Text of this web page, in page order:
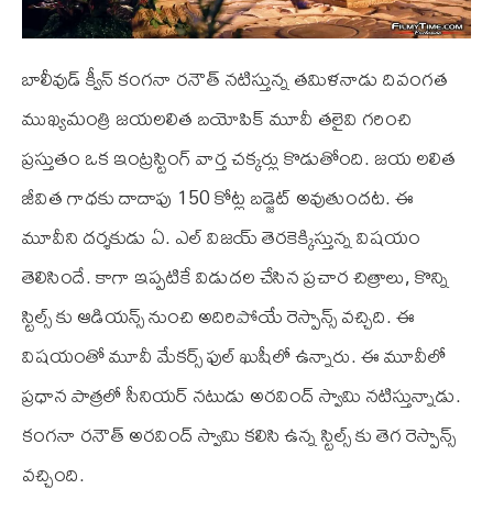
బాలీవుడ్ క్వీన్ కంగనా రనౌత్ నటిస్తున్న తమిళనాడు దివంగత
ముఖ్యమంత్రి జయలలిత బయోపిక్ మూవీ తలైవి గరించి
ప్రస్తుతం ఒక ఇంట్రస్టింగ్ వార్త చక్కర్లు కొడుతోంది. జయ లలిత
జీవిత గాధకు దాదాపు 150 కోట్ల బడ్జెట్ అవుతుందట. ఈ
మూవీని దర్శకుడు ఏ. ఎల్ విజయ్ తెరకెక్కిస్తున్న విషయం
తెలిసిందే. కాగా ఇప్పటికే విడుదల చేసిన ప్రచార చిత్రాలు, కొన్ని
స్టిల్స్ కు ఆడియన్స్ నుంచి అదిరిపోయే రెస్పాన్స్ వచ్చిది. ఈ
విషయంతో మూవీ మేకర్స్ ఫుల్ ఖుషీలో ఉన్నారు. ఈ మూవీలో
ప్రధాన పాత్రలో సీనియర్ నటుడు అరవింద్ స్వామి నటిస్తున్నాడు.
కంగనా రనౌత్ అరవింద్ స్వామి కలిసి ఉన్న స్టిల్స్ కు తెగ రెస్పాన్స్
వచ్చింది.